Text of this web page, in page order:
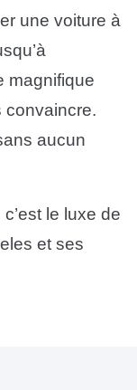
une voiture à
magnifique
convaincre.
aucun
le luxe de
et ses